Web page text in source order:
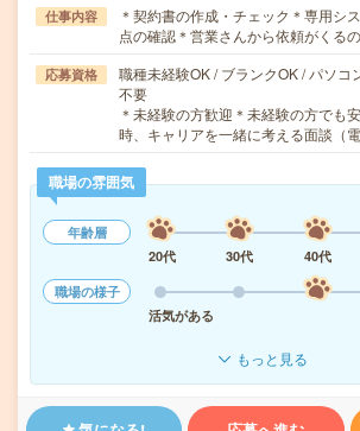
仕事内容
＊契約書の作成・チェック＊専用シ
点の確認＊営業さんから依頼がくる
応募資格
職種未経験OK / ブランクOK / パソコ
不要
＊未経験の方歓迎＊未経験の方でも
時、キャリアを一緒に考える面談（
職場の雰囲気
年齢層
20代
30代 40代
職場の様子
活気がある
もっと見る